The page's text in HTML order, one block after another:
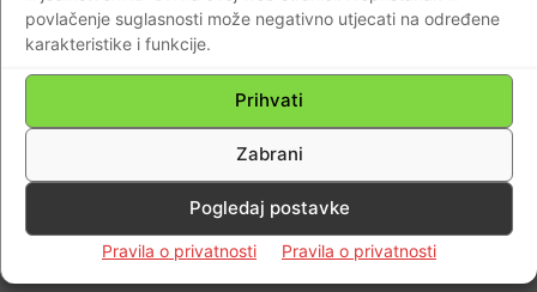
povlačenje suglasnosti može negativno utjecati na određene
karakteristike i funkcije.
Prihvati
Zabrani
Pogledaj postavke
Pravila o privatnosti Pravila o privatnosti
Dobro je znati! Što se događa tijelu kada
popijete kavu na prazan želudac?